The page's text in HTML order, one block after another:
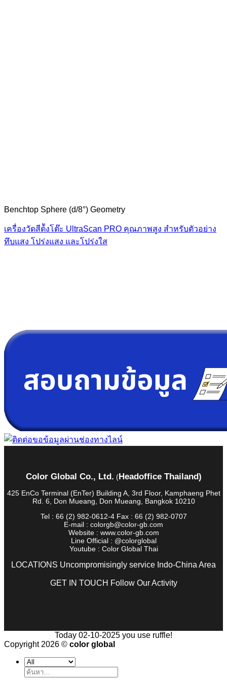
Benchtop Sphere (d/8°) Geometry
เครื่องวัดสีต้ังโต๊ะ UltraScan PRO คุณภาพสูง สำหรับตัวอย่าง
ทึบแสง โปร่งแสง และโปร่งใส
Color Global Co., Ltd. (Headoffice Thailand)
425 EnCo Terminal (EnTer) Building A, 3rd Floor, Kamphaeng Phet
Rd. 6, Don Mueang, Don Mueang, Bangkok 10210
Tel : 66 (2) 982-0612-4 Fax : 66 (2) 982-0707
E-mail : colorgb@color-gb.com
Website : www.color-gb.com
Line Official : @colorglobal
Youtube : Color Global Thai
LOCATIONS Uncompromisingly service Indo-China Area
GET IN TOUCH Follow Our Activity
Today 02-10-2025 you use ruffle!
Copyright 2026 © color global
ค้นหา: